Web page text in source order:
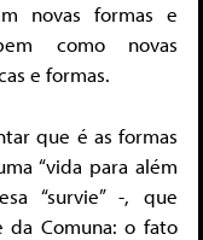
novas formas e
como novas
e formas.
que é as formas
“vida para além
“survie” -, que
Comuna: o fato